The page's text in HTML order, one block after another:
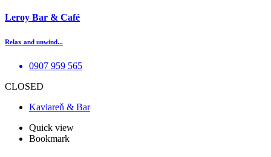
Leroy Bar & Café
Relax and unwind...
0907 959 565
CLOSED
Kaviareň & Bar
Quick view
Bookmark